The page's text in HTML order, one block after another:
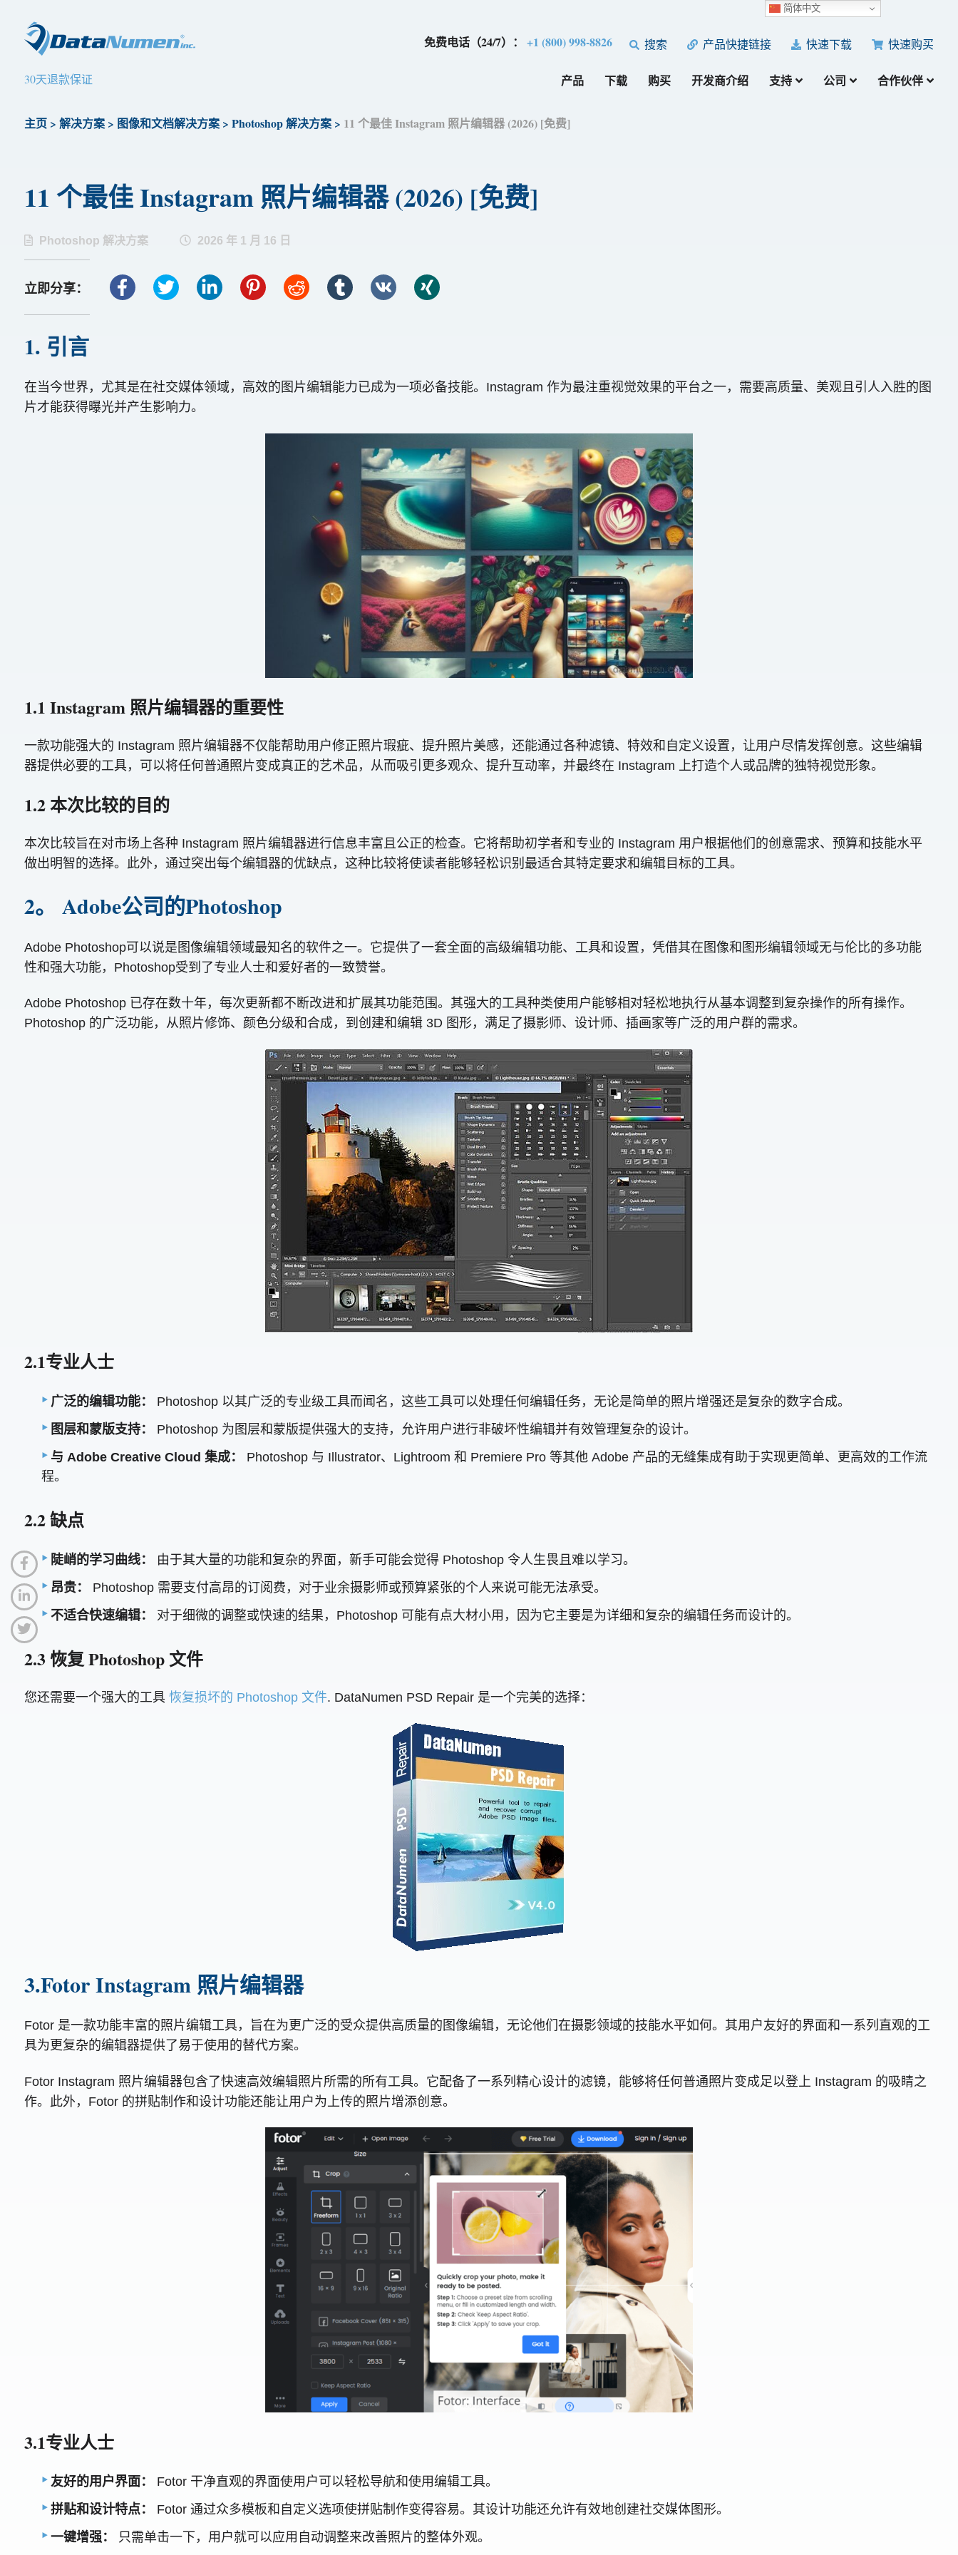
免费电话（24/7）：+1 (800) 998-8826 搜索 产品快捷链接 快速下载 快速购买
30天退款保证 产品 下载 购买 开发商介绍 支持 公司 合作伙伴
主页> 解决方案> 图像和文档解决方案> Photoshop 解决方案> 11 个最佳 Instagram 照片编辑器 (2026) [免费]
11 个最佳 Instagram 照片编辑器 (2026) [免费]
Photoshop 解决方案 2026 年 1 月 16 日
立即分享：
1. 引言
在当今世界，尤其是在社交媒体领域，高效的图片编辑能力已成为一项必备技能。Instagram 作为最注重视觉效果的平台之一，需要高质量、美观且引人入胜的图
片才能获得曝光并产生影响力。
1.1 Instagram 照片编辑器的重要性
一款功能强大的 Instagram 照片编辑器不仅能帮助用户修正照片瑕疵、提升照片美感，还能通过各种滤镜、特效和自定义设置，让用户尽情发挥创意。这些编辑
器提供必要的工具，可以将任何普通照片变成真正的艺术品，从而吸引更多观众、提升互动率，并最终在 Instagram 上打造个人或品牌的独特视觉形象。
1.2 本次比较的目的
本次比较旨在对市场上各种 Instagram 照片编辑器进行信息丰富且公正的检查。它将帮助初学者和专业的 Instagram 用户根据他们的创意需求、预算和技能水平
做出明智的选择。此外，通过突出每个编辑器的优缺点，这种比较将使读者能够轻松识别最适合其特定要求和编辑目标的工具。
2。 Adobe公司的Photoshop
Adobe Photoshop可以说是图像编辑领域最知名的软件之一。它提供了一套全面的高级编辑功能、工具和设置，凭借其在图像和图形编辑领域无与伦比的多功能
性和强大功能，Photoshop受到了专业人士和爱好者的一致赞誉。
Adobe Photoshop 已存在数十年，每次更新都不断改进和扩展其功能范围。其强大的工具种类使用户能够相对轻松地执行从基本调整到复杂操作的所有操作。
Photoshop 的广泛功能，从照片修饰、颜色分级和合成，到创建和编辑 3D 图形，满足了摄影师、设计师、插画家等广泛的用户群的需求。
2.1专业人士
广泛的编辑功能：
Photoshop 以其广泛的专业级工具而闻名，这些工具可以处理任何编辑任务，无论是简单的照片增强还是复杂的数字合成。
图层和蒙版支持：
Photoshop 为图层和蒙版提供强大的支持，允许用户进行非破坏性编辑并有效管理复杂的设计。
与 Adob​​e Creative Cloud 集成：
Photoshop 与 Illustrator、Lightroom 和 Premiere Pro 等其他 Adob​​e 产品的无缝集成有助于实现更简单、更高效的工作流
程。
2.2 缺点
陡峭的学习曲线：
由于其大量的功能和复杂的界面，新手可能会觉得 Photoshop 令人生畏且难以学习。
昂贵：
Photoshop 需要支付高昂的订阅费，对于业余摄影师或预算紧张的个人来说可能无法承受。
不适合快速编辑：
对于细微的调整或快速的结果，Photoshop 可能有点大材小用，因为它主要是为详细和复杂的编辑任务而设计的。
2.3 恢复 Photoshop 文件
您还需要一个强大的工具 恢复损坏的 Photoshop 文件. DataNumen PSD Repair 是一个完美的选择：
3.Fotor Instagram 照片编辑器
Fotor 是一款功能丰富的照片编辑工具，旨在为更广泛的受众提供高质量的图像编辑，无论他们在摄影领域的技能水平如何。其用户友好的界面和一系列直观的工
具为更复杂的编辑器提供了易于使用的替代方案。
Fotor Instagram 照片编辑器包含了快速高效编辑照片所需的所有工具。它配备了一系列精心设计的滤镜，能够将任何普通照片变成足以登上 Instagram 的吸睛之
作。此外，Fotor 的拼贴制作和设计功能还能让用户为上传的照片增添创意。
3.1专业人士
友好的用户界面：
Fotor 干净直观的界面使用户可以轻松导航和使用编辑工具。
拼贴和设计特点：
Fotor 通过众多模板和自定义选项使拼贴制作变得容易。其设计功能还允许有效地创建社交媒体图形。
一键增强：
只需单击一下，用户就可以应用自动调整来改善照片的整体外观。
简体中文